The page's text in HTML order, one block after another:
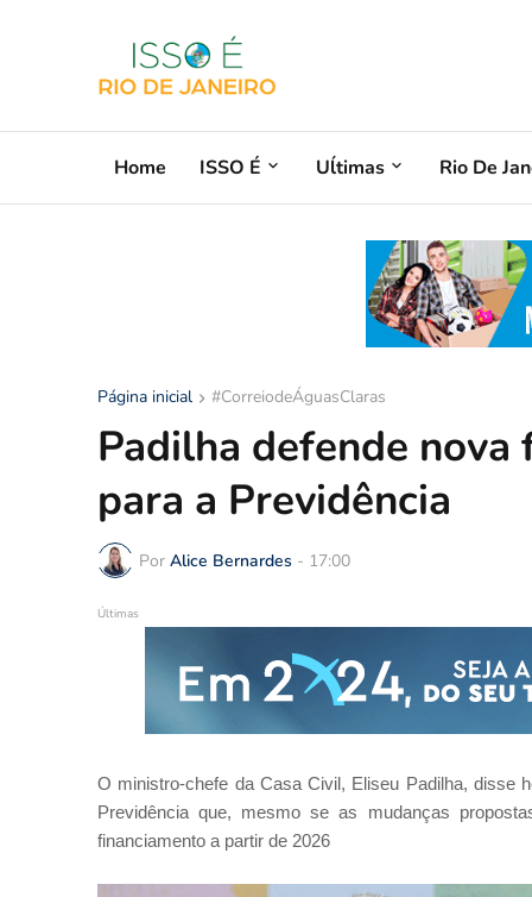
Home ISSO É Uĺtimas Rio De
Página inicial #CorreiodeÁguasClaras
Padilha defende
para a Previdência
Por Alice Bernardes - 17:00
Últimas
O ministro-chefe da Casa Civil, Eliseu Padilha, disse
Previdência que, mesmo se as mudanças
financiamento a partir de 2026